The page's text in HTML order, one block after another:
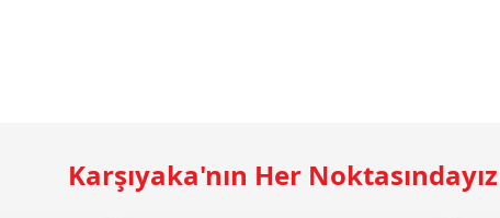
Karşıyaka'nın Her Noktasındayız